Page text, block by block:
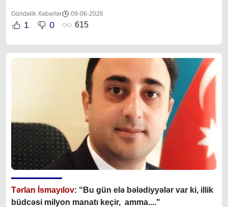
Gündəlik Xəbərlər 09-06-2026
1 0 615
Tərlan İsmayılov: “Bu gün elə bələdiyyələr var ki, illik
büdcəsi milyon manatı keçir, amma...."